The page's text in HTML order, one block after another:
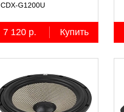
СDX-G1200U
7 120 р. Купить